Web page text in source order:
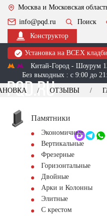
Москва и Московская
info@pqd.ru
Поиск
Конструктор
Установка на ВСЕХ
Китай-Город - Шоурум
Без выходных : с 9:00 до
+7 (495) 518-44-23
Обратный звонок
ОТЗЫВЫ
Памятники
Экономичные
Вертикальные
Фрезерные
Горизонтальные
Двойные
Арки и Колонны
Элитные
С крестом